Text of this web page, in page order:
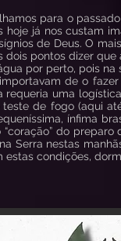
para o
já nos custam
de Deus. O
pontos dizer
por perto, pois
de o
requeria uma
de fogo (aqui
ínfima
do
Serra nestas
condições,